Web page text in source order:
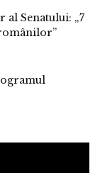
al Senatului: „7